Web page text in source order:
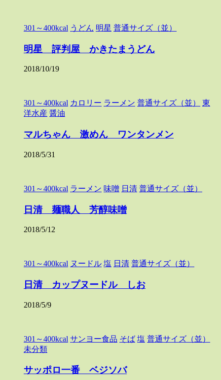
301～400kcal うどん 明星 普通サイズ（並）
明星 評判屋 かきたまうどん
2018/10/19
301～400kcal カロリー ラーメン 普通サイズ（並）
東
洋水産 醤油
マルちゃん 激めん ワンタンメン
2018/5/31
301～400kcal ラーメン 味噌 日清 普通サイズ（並）
日清 麺職人 芳醇味噌
2018/5/12
301～400kcal ヌードル 塩 日清 普通サイズ（並）
日清 カップヌードル しお
2018/5/9
301～400kcal サンヨー食品 そば 塩 普通サイズ（並）
未分類
サッポロ一番 ベジソバ